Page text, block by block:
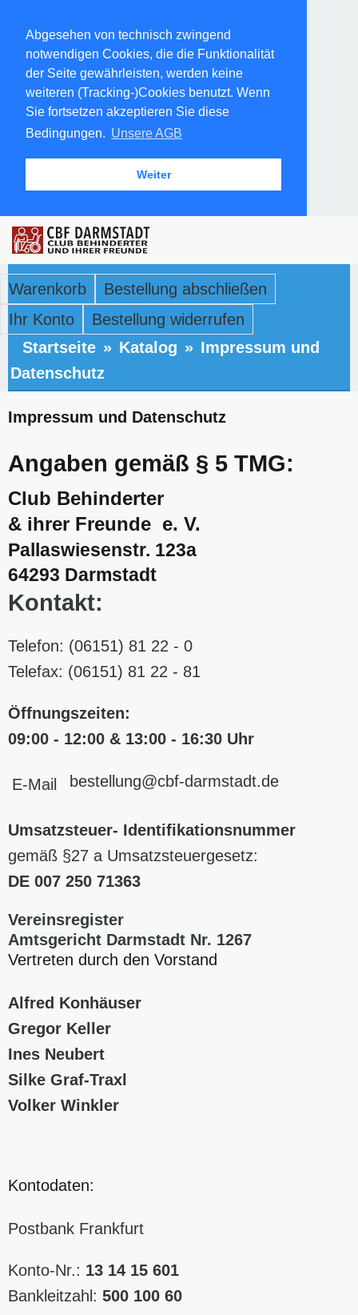
Abgesehen von technisch zwingend
notwendigen Cookies, die die Funktionalität
der Seite gewährleisten, werden keine
weiteren (Tracking-)Cookies benutzt. Wenn
Sie fortsetzen akzeptieren Sie diese
Bedingungen. Unsere AGB
Weiter
Warenkorb
Bestellung abschließen
Ihr Konto
Bestellung widerrufen
Startseite » Katalog » Impressum und
Datenschutz
Impressum und Datenschutz
Angaben gemäß § 5 TMG:
Club Behinderter
& ihrer Freunde e. V.
Pallaswiesenstr. 123a
64293 Darmstadt
Kontakt:
Telefon: (06151) 81 22 - 0
Telefax: (06151) 81 22 - 81
Öffnungszeiten:
09:00 - 12:00 & 13:00 - 16:30 Uhr
E-Mail bestellung@cbf-darmstadt.de
Umsatzsteuer- Identifikationsnummer
gemäß §27 a Umsatzsteuergesetz:
DE 007 250 71363
Vereinsregister
Amtsgericht Darmstadt Nr. 1267
Vertreten durch den Vorstand
Alfred Konhäuser
Gregor Keller
Ines Neubert
Silke Graf-Traxl
Volker Winkler
Kontodaten:
Postbank Frankfurt
Konto-Nr.: 13 14 15 601
Bankleitzahl: 500 100 60